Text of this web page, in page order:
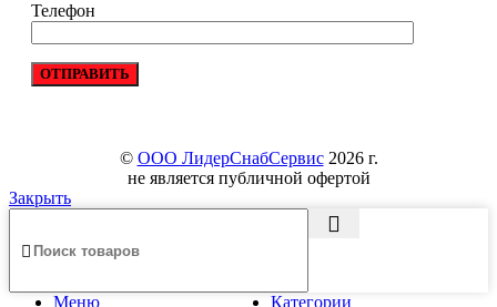
Телефон
© ООО ЛидерСнабСервис2026 г.
не является публичной офертой
Закрыть
Меню Категории